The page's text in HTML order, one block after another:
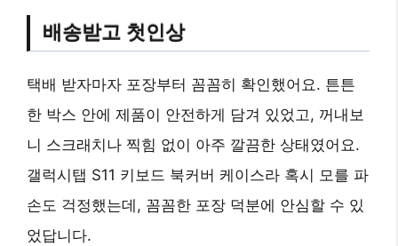
배송받고 첫인상
택배 받자마자 포장부터 꼼꼼히 확인했어요. 튼튼
한 박스 안에 제품이 안전하게 담겨 있었고, 꺼내보
니 스크래치나 찍힘 없이 아주 깔끔한 상태였어요.
갤럭시탭 S11 키보드 북커버 케이스라 혹시 모를 파
손도 걱정했는데, 꼼꼼한 포장 덕분에 안심할 수 있
었답니다.